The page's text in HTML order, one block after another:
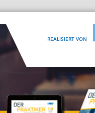
REALISIERT VON